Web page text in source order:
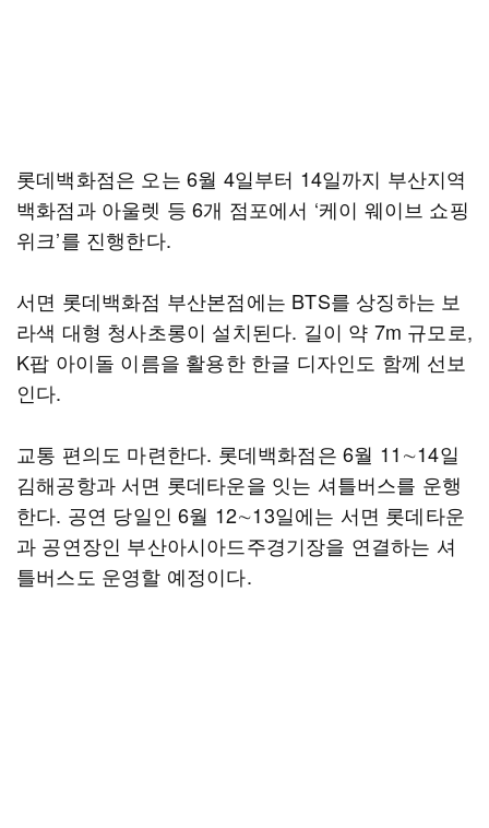
롯데백화점은 오는 6월 4일부터 14일까지 부산지역
백화점과 아울렛 등 6개 점포에서 ‘케이 웨이브 쇼핑
위크’를 진행한다.
서면 롯데백화점 부산본점에는 BTS를 상징하는 보
라색 대형 청사초롱이 설치된다. 길이 약 7m 규모로,
K팝 아이돌 이름을 활용한 한글 디자인도 함께 선보
인다.
교통 편의도 마련한다. 롯데백화점은 6월 11∼14일
김해공항과 서면 롯데타운을 잇는 셔틀버스를 운행
한다. 공연 당일인 6월 12∼13일에는 서면 롯데타운
과 공연장인 부산아시아드주경기장을 연결하는 셔
틀버스도 운영할 예정이다.